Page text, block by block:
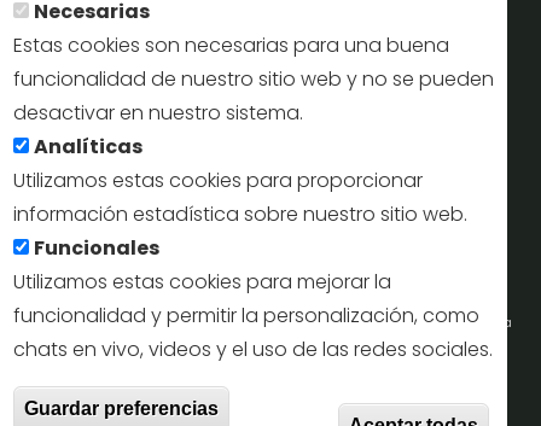
Necesarias
Estas cookies son necesarias para una buena
funcionalidad de nuestro sitio web y no se pueden
desactivar en nuestro sistema.
Analíticas
Utilizamos estas cookies para proporcionar
información estadística sobre nuestro sitio web.
Funcionales
Utilizamos estas cookies para mejorar la
funcionalidad y permitir la personalización, como
chats en vivo, videos y el uso de las redes sociales.
Guardar preferencias
Oficinas de Turismo
reservas@turismodesegovia.com
info@turismodesegovia.com
Aviso legal |
Portal de la Concejalía de Turismo (Ayuntamiento de Segovia) y la Empresa
Municipal de Turismo de Segovia © 2022
Todos los derechos reservados.